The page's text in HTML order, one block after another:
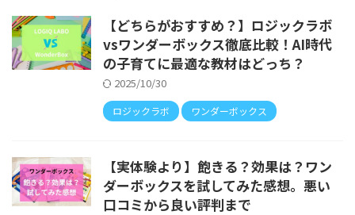
【どちらがおすすめ？】ロジックラボ
vsワンダーボックス徹底比較！AI時代
の子育てに最適な教材はどっち？
2025/10/30
ロジックラボ ワンダーボックス
【実体験より】飽きる？効果は？ワン
ダーボックスを試してみた感想。悪い
口コミから良い評判まで